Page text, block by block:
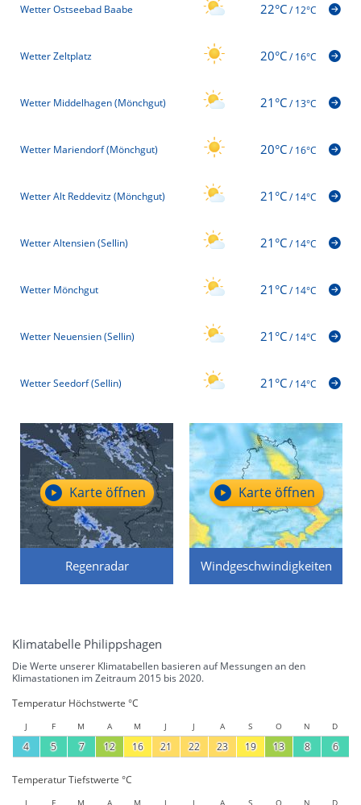
Wetter Ostseebad Baabe 22°C/12°C
Wetter Zeltplatz 20°C/16°C
Wetter Middelhagen (Mönchgut) 21°C/13°C
Wetter Mariendorf (Mönchgut) 20°C/16°C
Wetter Alt Reddevitz (Mönchgut) 21°C/14°C
Wetter Altensien (Sellin) 21°C/14°C
Wetter Mönchgut 21°C/14°C
Wetter Neuensien (Sellin) 21°C/14°C
Wetter Seedorf (Sellin) 21°C/14°C
Regenradar
Karte öffnen
Windgeschwindigkeiten
Karte öffnen
Klimatabelle Philippshagen
Die Werte unserer Klimatabellen basieren auf Messungen an den
Klimastationen im Zeitraum 2015 bis 2020.
Temperatur Höchstwerte °C
J F M A M J J A S O N D
4 5 7 12 16 21 22 23 19 13 8 6
Temperatur Tiefstwerte °C
J F M A M J J A S O N D